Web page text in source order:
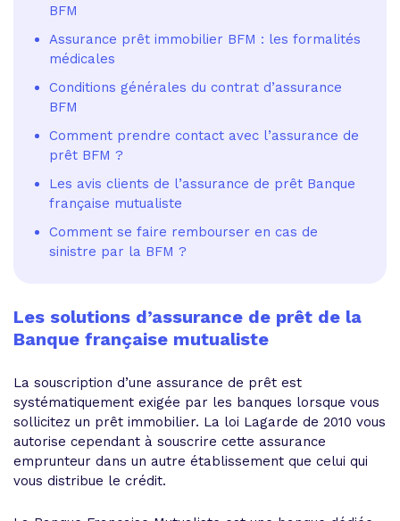
BFM
Assurance prêt immobilier BFM : les formalités
médicales
Conditions générales du contrat d’assurance
BFM
Comment prendre contact avec l’assurance de
prêt BFM ?
Les avis clients de l’assurance de prêt Banque
française mutualiste
Comment se faire rembourser en cas de
sinistre par la BFM ?
Les solutions d’assurance de prêt de la
Banque française mutualiste
La souscription d’une assurance de prêt est
systématiquement exigée par les banques lorsque vous
sollicitez un prêt immobilier. La loi Lagarde de 2010 vous
autorise cependant à souscrire cette assurance
emprunteur dans un autre établissement que celui qui
vous distribue le crédit.